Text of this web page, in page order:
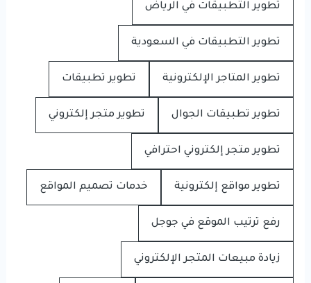
تطوير التطبيقات في الرياض
تطوير التطبيقات في السعودية
تطوير المتاجر الإلكترونية تطوير تطبيقات
تطوير تطبيقات الجوال تطوير متجر إلكتروني
تطوير متجر إلكتروني احترافي
تطوير مواقع إلكترونية خدمات تصميم المواقع
رفع ترتيب الموقع في جوجل
زيادة مبيعات المتجر الإلكتروني